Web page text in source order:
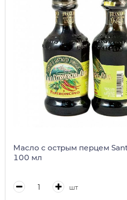
Масло с острым перцем
100 мл
шт